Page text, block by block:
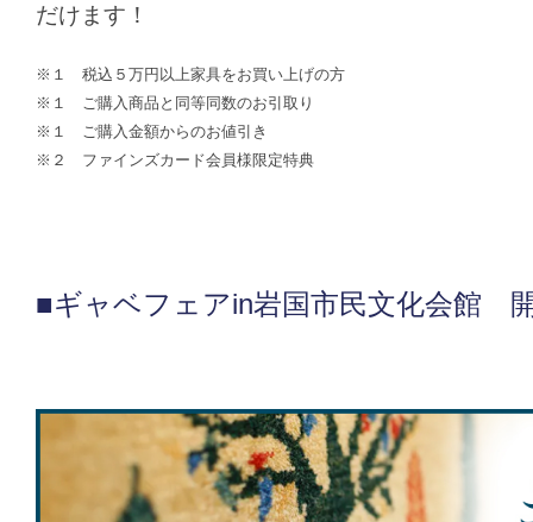
だけます！
※１ 税込５万円以上家具をお買い上げの方
※１ ご購入商品と同等同数のお引取り
※１ ご購入金額からのお値引き
※２ ファインズカード会員様限定特典
■ギャベフェアin岩国市民文化会館